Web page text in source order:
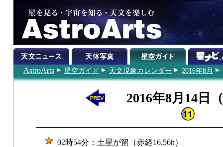
AstroArts 星空ガイド 天文現象カレンダー 2016年8月
2016年8月14日
02時54分：土星が留（赤経16.56h）